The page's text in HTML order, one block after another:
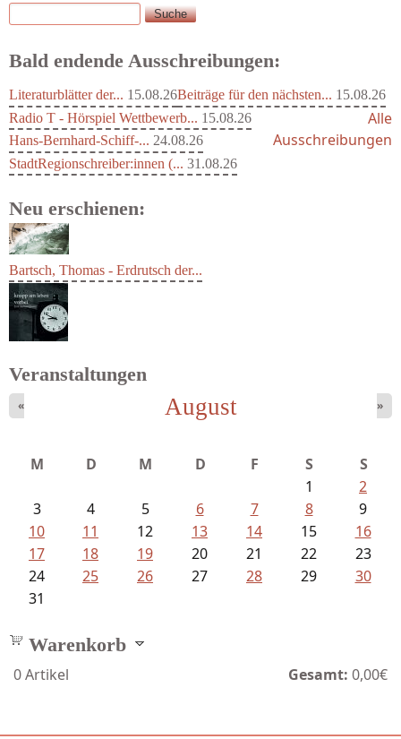
Suchformular
Suche
Bald endende Ausschreibungen:
Literaturblätter der... 15.08.26Beiträge für den nächsten... 15.08.26
Radio T - Hörspiel Wettbewerb... 15.08.26
Hans-Bernhard-Schiff-... 24.08.26
StadtRegionschreiber:innen (... 31.08.26
Alle
Ausschreibungen
Neu erschienen:
Bartsch, Thomas - Erdrutsch der...
Schaffelhofer, Jörg - knapp am...
Veranstaltungen
August
« »
M D M D F S
S
1
2
3
4 5 6 7 8
9
10
11 12 13 14 15
16
17
18 19 20 21 22
23
24
25 26 27 28 29
30
31
Warenkorb
0Artikel Gesamt: 0,00€